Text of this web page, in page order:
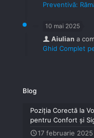
Preventivă:
10 mai 2025
Aiulian a
Ghid Complet
Blog
Poziția Corectă la
pentru Confort și
17 februarie 2025